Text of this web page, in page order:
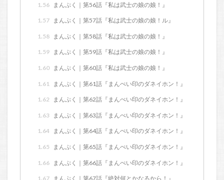
1.56 まんぷく｜第56話『私は武士の娘の娘！』
1.57 まんぷく｜第57話『私は武士の娘の娘！ル』
1.58 まんぷく｜第58話『私は武士の娘の娘！』
1.59 まんぷく｜第59話『私は武士の娘の娘！』
1.60 まんぷく｜第60話『私は武士の娘の娘！』
1.61 まんぷく｜第61話『まんぺい印のダネイホン！』
1.62 まんぷく｜第62話『まんぺい印のダネイホン！』
1.63 まんぷく｜第63話『まんぺい印のダネイホン！』
1.64 まんぷく｜第64話『まんぺい印のダネイホン！』
1.65 まんぷく｜第65話『まんぺい印のダネイホン！』
1.66 まんぷく｜第66話『まんぺい印のダネイホン！』
1.67 まんぷく｜第67話『絶対何とかなるから！』